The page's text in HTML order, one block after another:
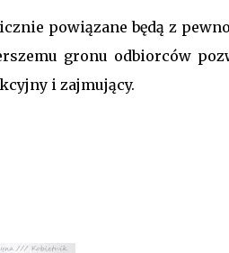
powiązane będą z
gronu odbiorców
i zajmujący.